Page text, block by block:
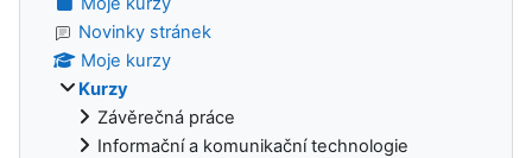
Novinky stránek
Moje kurzy
Kurzy
Závěrečná práce
Informační a komunikační technologie